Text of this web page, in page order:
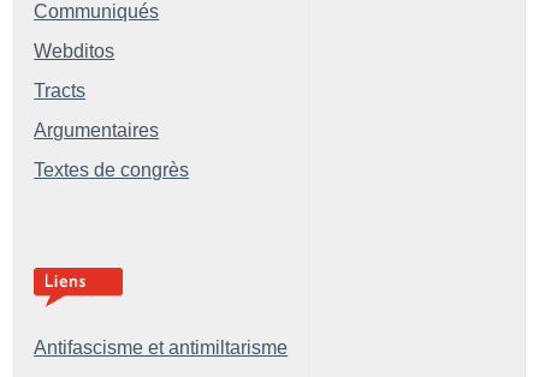
Communiqués
Webditos
Tracts
Argumentaires
Textes de congrès
Antifascisme et antimiltarisme